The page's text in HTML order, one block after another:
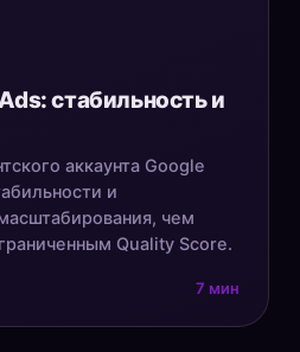
стабильность и
аккаунта Google
и
чем
Quality Score.
7 мин